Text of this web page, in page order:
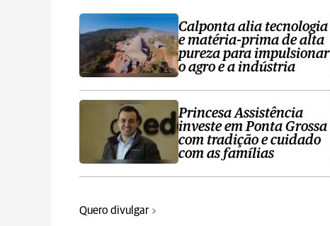
Calponta alia tecnologia
e matéria-prima de alta
pureza para impulsionar
o agro e a indústria
Princesa Assistência
investe em Ponta Grossa
com tradição e cuidado
com as famílias
Quero divulgar